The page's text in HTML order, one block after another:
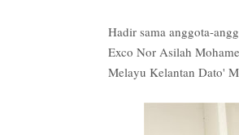
Hadir sama anggota-
Exco Nor Asilah
Melayu Kelantan Dato'